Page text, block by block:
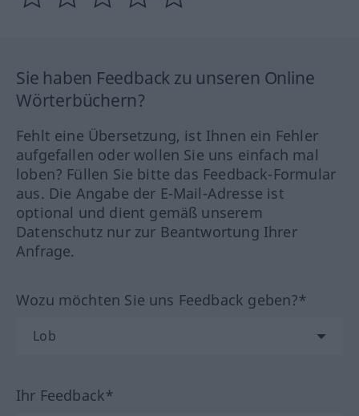
Sie haben Feedback zu unseren Online
Wörterbüchern?
Fehlt eine Übersetzung, ist Ihnen ein Fehler
aufgefallen oder wollen Sie uns einfach mal
loben? Füllen Sie bitte das Feedback-Formular
aus. Die Angabe der E-Mail-Adresse ist
optional und dient gemäß unserem
Datenschutz nur zur Beantwortung Ihrer
Anfrage.
Wozu möchten Sie uns Feedback geben?*
Ihr Feedback*